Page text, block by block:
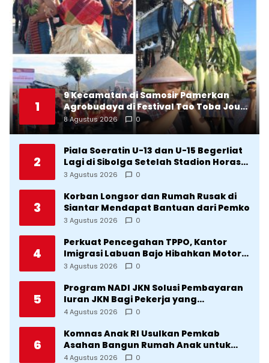
1
9 Kecamatan di Samosir Pamerkan
Agrobudaya di Festival Tao Toba Jou-
Jou 2026: Membranding Produk Lokal
agar Terkenal
8 Agustus 2026 0
2
Piala Soeratin U-13 dan U-15 Begerliat
Lagi di Sibolga Setelah Stadion Horas
Direvitalisasi Wali Kota
3 Agustus 2026 0
3
Korban Longsor dan Rumah Rusak di
Siantar Mendapat Bantuan dari Pemko
3 Agustus 2026 0
4
Perkuat Pencegahan TPPO, Kantor
Imigrasi Labuan Bajo Hibahkan Motor
Operasional ke Lima Desa di
3 Agustus 2026 0
5
Program NADI JKN Solusi Pembayaran
Iuran JKN Bagi Pekerja yang
Penghasilannya Tidak Tetap
4 Agustus 2026 0
6
Komnas Anak RI Usulkan Pemkab
Asahan Bangun Rumah Anak untuk
Korban Kekerasan
4 Agustus 2026 0